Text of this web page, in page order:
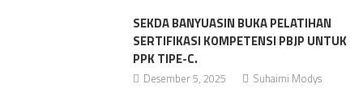
SEKDA BANYUASIN BUKA PELATIHAN
SERTIFIKASI KOMPETENSI PBJP UNTUK
PPK TIPE-C.
Desember 5, 2025 Suhaimi Modys